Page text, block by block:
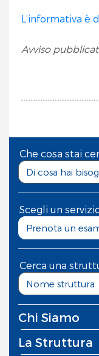
L’informativa è
Avviso
Che cosa stai
Scegli un
Prenota un
Cerca una
Chi Siamo
La Struttura